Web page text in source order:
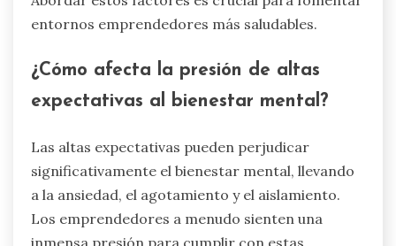
fracaso es abrumador. El agotamiento ocurre
los recursos emocionales y físicos. El aislamiento
es prevalente, ya que los emprendedores pueden
sentirse desconectados de sus pares,
Abordar estos factores es crucial para fomentar
entornos emprendedores más saludables.
¿Cómo afecta la presión de altas